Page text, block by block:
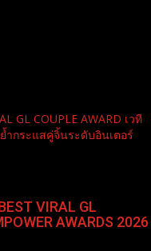
GL COUPLE AWARD เวที
ย้ำกระแสคู่จิ้นระดับอินเตอร์
VIRAL GL
AWARDS 2026